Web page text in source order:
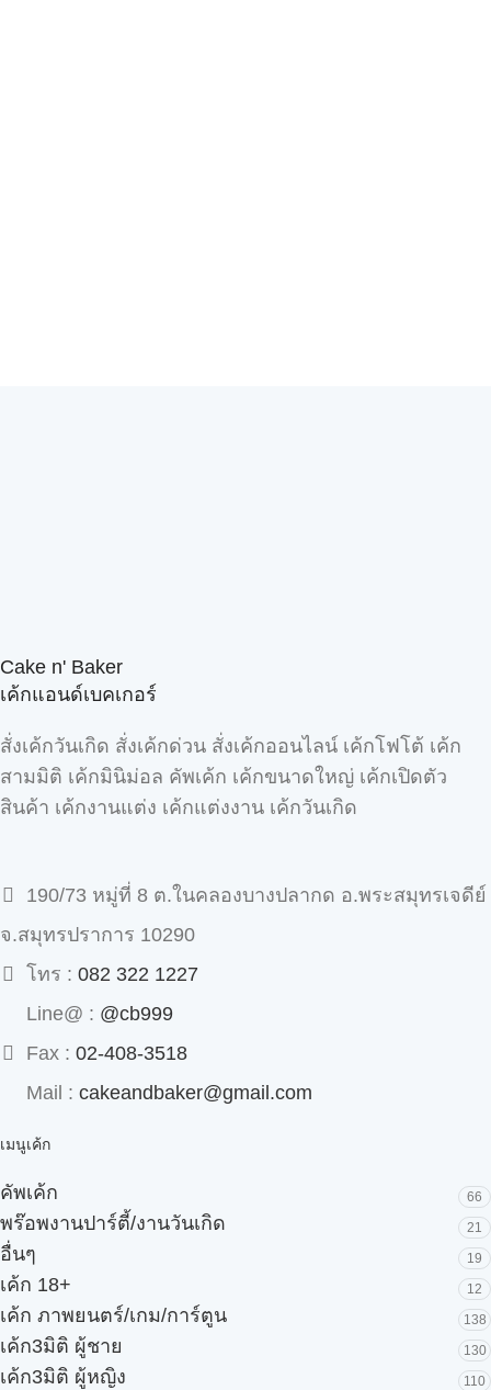
Cake n' Baker
เค้กแอนด์เบคเกอร์
สั่งเค้กวันเกิด สั่งเค้กด่วน สั่งเค้กออนไลน์ เค้กโฟโต้ เค้ก
สามมิติ เค้กมินิม่อล คัพเค้ก เค้กขนาดใหญ่ เค้กเปิดตัว
สินค้า เค้กงานแต่ง เค้กแต่งงาน เค้กวันเกิด
190/73 หมู่ที่ 8 ต.ในคลองบางปลากด อ.พระสมุทรเจดีย์
จ.สมุทรปราการ 10290
โทร : 082 322 1227
Line@ : @cb999
Fax : 02-408-3518
Mail : cakeandbaker@gmail.com
เมนูเค้ก
คัพเค้ก 66
พร๊อพงานปาร์ตี้/งานวันเกิด 21
อื่นๆ 19
เค้ก 18+ 12
เค้ก ภาพยนตร์/เกม/การ์ตูน 138
เค้ก3มิติ ผู้ชาย 130
เค้ก3มิติ ผู้หญิง 110